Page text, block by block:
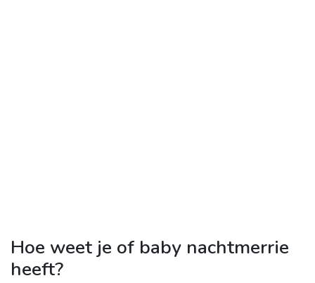
Hoe weet je of baby nachtmerrie
heeft?